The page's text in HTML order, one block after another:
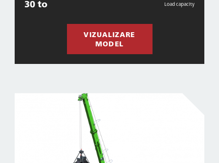
30 to Load capacity
VIZUALIZARE
MODEL